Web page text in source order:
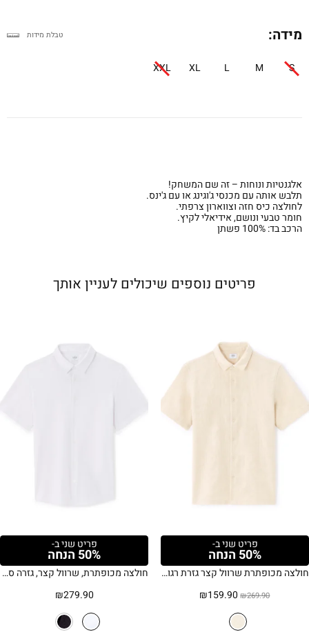
מידה:
S
M
L
XL
XXL
טבלת מידות
אלגנטיות ונוחות – זה שם המשחק!
תלבש אותה עם מכנסי ג'וגינג או עם ג'ינס.
לחולצה כיס חזה וצווארון צרפתי.
חומר טבעי ונושם, אידיאלי לקיץ.
הרכב בד: 100% פשתן
פריטים נוספים שיכולים לעניין אותך
פריט שני ב-
50% הנחה
חולצה מכופתרת שרוול קצר גזרת רגולר – בז'
₪269.90
המחיר
המקורי
היה:
₪159.90 המחיר
פריט שני ב-
50% הנחה
חולצה מכופתרת, שרוול קצר, גזרה סלים, צווארון צרפתי אלגנטי, בד סטרץ’ – לבן
₪279.90